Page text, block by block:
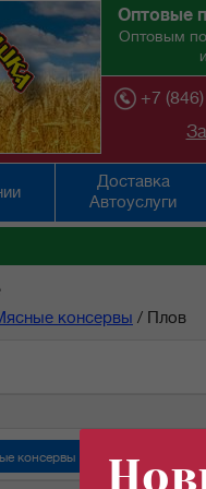
Оптовые
Оптовым
+7
Доставка
Автоуслуги
консервы / Плов
консервы "Орский